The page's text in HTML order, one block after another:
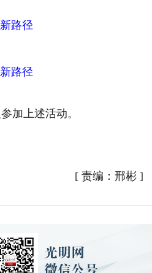
加上述活动。
[ 责编：邢彬 ]